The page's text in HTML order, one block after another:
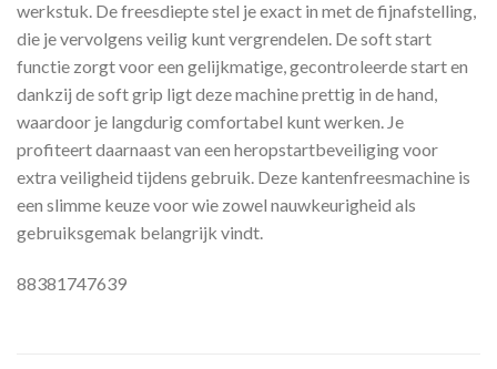
werkstuk. De freesdiepte stel je exact in met de fijnafstelling,
die je vervolgens veilig kunt vergrendelen. De soft start
functie zorgt voor een gelijkmatige, gecontroleerde start en
dankzij de soft grip ligt deze machine prettig in de hand,
waardoor je langdurig comfortabel kunt werken. Je
profiteert daarnaast van een heropstartbeveiliging voor
extra veiligheid tijdens gebruik. Deze kantenfreesmachine is
een slimme keuze voor wie zowel nauwkeurigheid als
gebruiksgemak belangrijk vindt.
88381747639